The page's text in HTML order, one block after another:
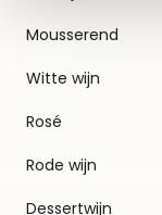
Mousserend
Witte wijn
Rosé
Rode wijn
Dessertwijn